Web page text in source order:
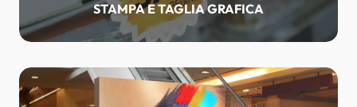
STAMPA E TAGLIA GRAFICA